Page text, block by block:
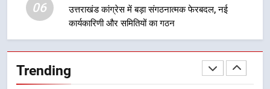
06
उत्तराखंड कांग्रेस में बड़ा संगठनात्मक फेरबदल, नई
कार्यकारिणी और समितियों का गठन
Trending
न्याय पंचायत से राज्य स्तर तक होगा
प्रतिभा का प्रदर्शन
उत्तराखण्ड
सार्वजनिक स्थान पर जुआ खेलने वाले
अभियुक्तों को पुलिस ने किया गिरफ्तार